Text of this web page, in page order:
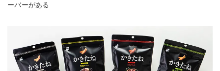
ーバーがある